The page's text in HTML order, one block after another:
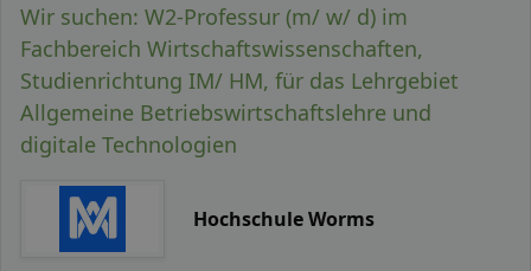
Wir suchen: W2-Professur (m/ w/ d) im
Fachbereich Wirtschaftswissenschaften,
Studienrichtung IM/ HM, für das Lehrgebiet
Allgemeine Betriebswirtschaftslehre und
digitale Technologien
Hochschule Worms